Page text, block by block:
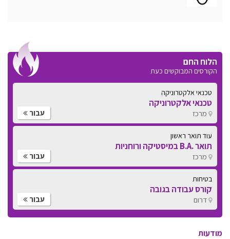
הלוח החם
הקורסים המבוקשים כעת
עוד תואר ראשון
תואר .B.A במיסטיקה ורוחניות
מרכז עבור
בטיחות
קורס עבודה בגובה
דרום עבור
בטיחות
קורס עבודה בגובה
דרום עבור
מודעות